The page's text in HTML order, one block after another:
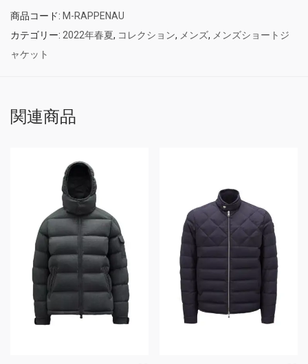
商品コード: M-RAPPENAU
カテゴリー: 2022年春夏, コレクション, メンズ, メンズショートジ
ャケット
関連商品